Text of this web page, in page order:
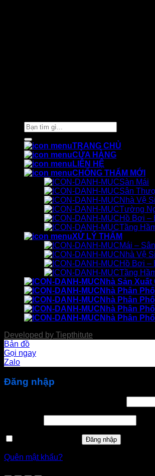
Tìm
kiếm:
TRANG CHỦ
CỬA HÀNG
LIÊN HỆ
CHỐNG THẤM MỚI
Sàn Mái
Sân
Nhà Vệ
Tường
Hồ Bơi –
Tầng
XỬ LÝ THẤM
Mái –
Nhà Vệ
Hồ Bơi –
Tầng
Nhà Sản
Nhà Phân
Nhà Phân
Nhà Phân
Nhà Phân
Developed by Tiepthitute
Bản đồ
Gọi ngay
Zalo
Đăng nhập
buộc
buộc
Đăng nhập
Quên mật khẩu?